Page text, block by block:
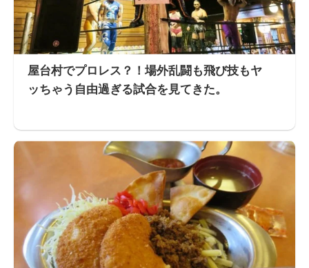
屋台村でプロレス？！場外乱闘も飛び技もヤ
ッちゃう自由過ぎる試合を見てきた。